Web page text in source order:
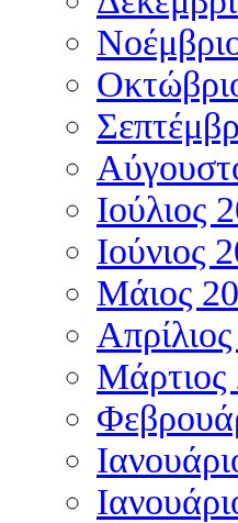
Ιούλιος
Ιούνιος
Μάιος
Μάρτιος